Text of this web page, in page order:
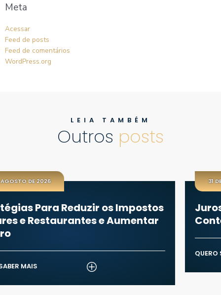
Meta
Acessar
Feed de posts
Feed de comentários
WordPress.org
LEIA TAMBÉM
Outros posts
Impostos
Aumentar
31 DE JULHO DE 2026
Juros Abusivos:
Conteste e Recupere o
QUERO SABER MAIS